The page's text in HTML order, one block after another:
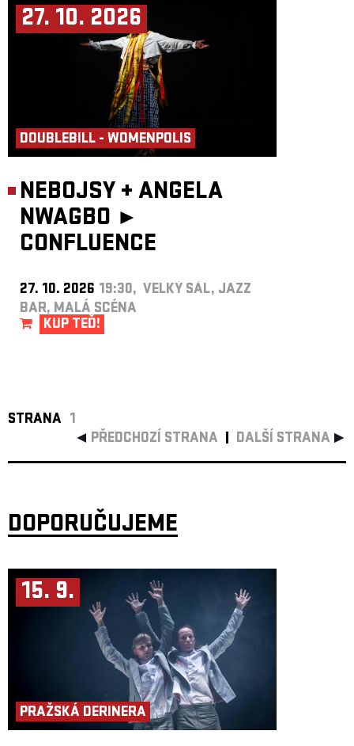
27. 10. 2026
DOUBLEBILL - WOMENPOLIS
NEBOJSY + ANGELA
NWAGBO ►
CONFLUENCE
27. 10. 2026 19:30, VELKÝ SÁL, JAZZ
BAR, MALÁ SCÉNA
KUP TEĎ!
STRANA 1
PŘEDCHOZÍ STRANA
DALŠÍ STRANA
DOPORUČUJEME
15. 9.
PRAŽSKÁ DERINERA